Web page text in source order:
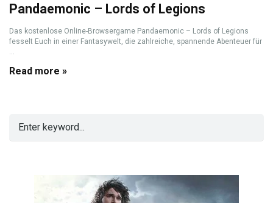
Pandaemonic – Lords of Legions
Das kostenlose Online-Browsergame Pandaemonic – Lords of Legions
fesselt Euch in einer Fantasywelt, die zahlreiche, spannende Abenteuer für
Read more »